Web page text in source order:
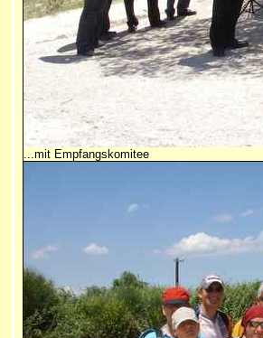
...mit Empfangskomitee